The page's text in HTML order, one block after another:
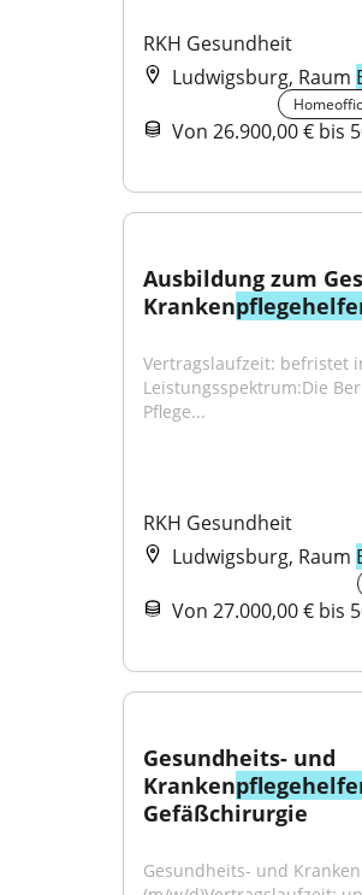
RKH Gesundheit
Ludwigsburg, Raum
Von 26.900,00 € bis
Ausbildung zum
Kranken
Vertragslaufzeit: befristet
Leistungsspektrum:Die
Pflege...
RKH Gesundheit
Ludwigsburg, Raum
Von 27.000,00 € bis
Gesundheits- und
Kranken
Gefäßchirurgie
Gesundheits- und